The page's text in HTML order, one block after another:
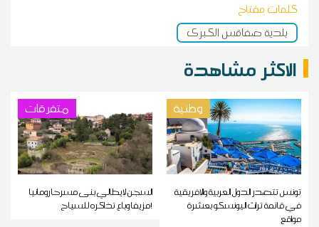
كلمات مفتاح
بلدية صفاقس الكبرى
الاكثر مشاهدة
وطنية
تونس تتصدر الدول العربية والإفريقية
في قائمة تراث اليونسكو بعشرة
مواقع
متفرقات
السجن لإيطالي بنى مسرحا رومانيا
مزيفا وباع تذاكره للسياح!